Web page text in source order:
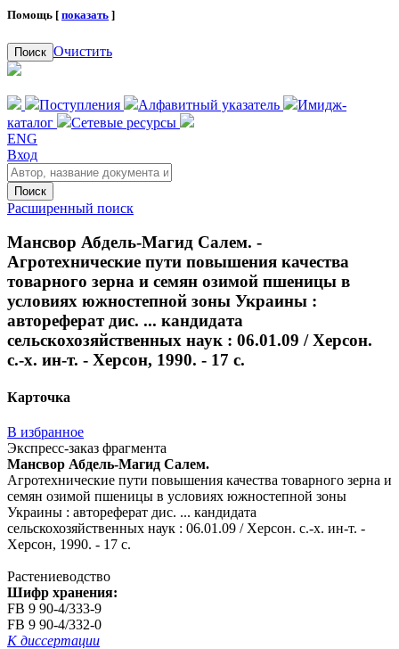
Помощь [ показать ]
Поиск Очистить
Поступления Алфавитный указатель
Имидж-
каталог
Сетевые ресурсы
ENG
Вход
Поиск
Расширенный поиск
Мансвор Абдель-Магид Салем. -
Агротехнические пути повышения качества
товарного зерна и семян озимой пшеницы в
условиях южностепной зоны Украины :
автореферат дис. ... кандидата
сельскохозяйственных наук : 06.01.09 / Херсон.
с.-х. ин-т. - Херсон, 1990. - 17 с.
Карточка
В избранное
Экспресс-заказ фрагмента
Мансвор Абдель-Магид Салем.
Агротехнические пути повышения качества товарного зерна и
семян озимой пшеницы в условиях южностепной зоны
Украины : автореферат дис. ... кандидата
сельскохозяйственных наук : 06.01.09 / Херсон. с.-х. ин-т. -
Херсон, 1990. - 17 с.
Растениеводство
Шифр хранения:
FB 9 90-4/333-9
FB 9 90-4/332-0
К диссертации